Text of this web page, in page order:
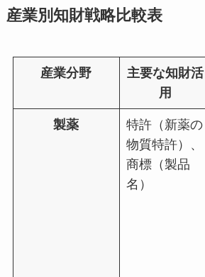
産業別知財戦略比較表
産業分野
主要な知財活
用
製薬
特許（新薬の
物質特許）、
商標（製品
名）